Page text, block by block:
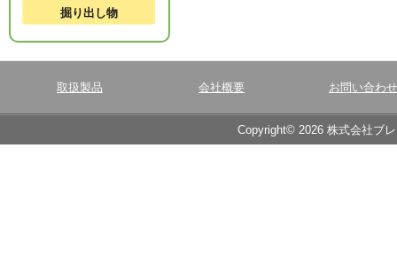
掘り出し物
取扱製品 会社概要 お問い合わせ
Copyright© 2026 株式会社ブ